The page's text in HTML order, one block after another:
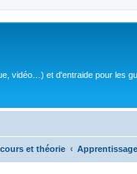
vidéo…) et d'entraide pour les
et théorie